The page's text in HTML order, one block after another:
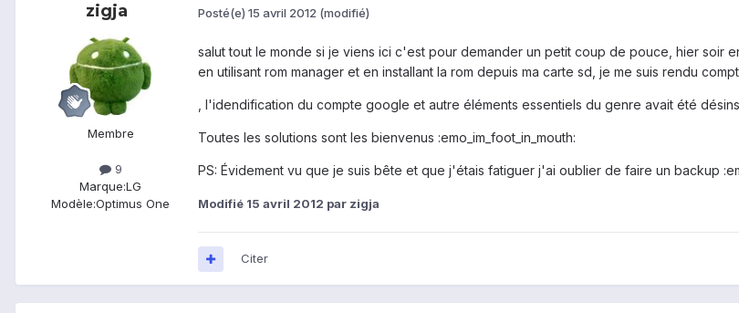
zigja
Membre
9
Marque:LG
Modèle:Optimus One
Posté(e) 15 avril 2012 (modifié)
salut tout le monde si je viens ici c'est pour demander un petit coup de pouce, hier soir
en utilisant rom manager et en installant la rom depuis ma carte sd, je me suis rendu
, l'idendification du compte google et autre éléments essentiels du genre avait été
Toutes les solutions sont les bienvenus :emo_im_foot_in_mouth:
PS: Évidement vu que je suis bête et que j'étais fatiguer j'ai oublier de faire un backup
Modifié 15 avril 2012 par zigja
Citer